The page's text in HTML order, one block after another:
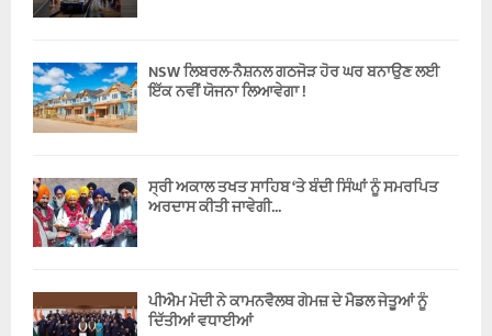
NSW ਲਿਬਰਲ-ਨੈਸ਼ਨਲ ਗਠਜੋੜ ਹੋਰ ਘਰ ਬਨਾਉਣ ਲਈ
ਇੱਕ ਨਵੀਂ ਯੋਜਨਾ ਲਿਆਵੇਗਾ !
ਸ੍ਰੀ ਅਕਾਲ ਤਖਤ ਸਾਹਿਬ ‘ਤੇ ਬੰਦੀ ਸਿੰਘਾਂ ਨੂੰ ਸਮਰਪਿਤ
ਅਰਦਾਸ ਕੀਤੀ ਜਾਵੇਗੀ...
ਪੀਐਮ ਮੋਦੀ ਨੇ ਕਾਮਨਵੈਲਥ ਗੇਮਜ਼ ਦੇ ਮੈਡਲ ਜੇਤੂਆਂ ਨੂੰ
ਦਿੱਤੀਆਂ ਵਧਾਈਆਂ